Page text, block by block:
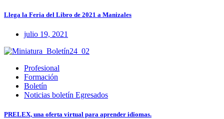
Llega la Feria del Libro de 2021 a Manizales
julio 19, 2021
Profesional
Formación
Boletín
Noticias boletín Egresados
PRELEX, una oferta virtual para aprender idiomas.